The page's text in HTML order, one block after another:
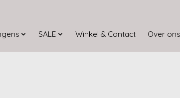
SALE Winkel & Contact Over ons